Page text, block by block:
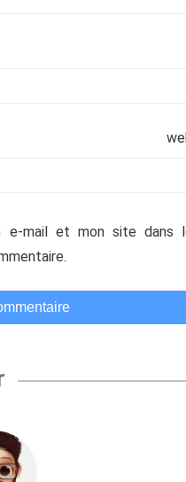
e-mail et mon site dans